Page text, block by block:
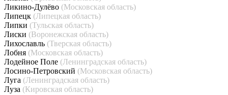
Ликино-Дулёво (Московская область)
Липецк (Липецкая область)
Липки (Тульская область)
Лиски (Воронежская область)
Лихославль (Тверская область)
Лобня (Московская область)
Лодейное Поле (Ленинградская область)
Лосино-Петровский (Московская область)
Луга (Ленинградская область)
Луза (Кировская область)